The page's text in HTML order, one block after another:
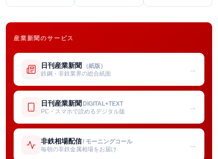
産業新聞のサービス
日刊産業新聞 （紙版）
鉄鋼・非鉄業界の総合紙面
→
日刊産業新聞 DIGITAL+TEXT
PC・スマホで読めるデジタル版
→
非鉄相場配信/ モーニングコール
毎朝の非鉄金属相場をお届け
→